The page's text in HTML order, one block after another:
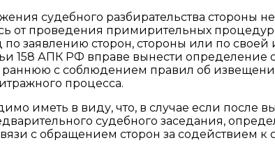
судебного разбирательства стороны
от проведения примирительных
заявлению сторон, стороны или по своей
158 АПК РФ вправе вынести определение
раннюю с соблюдением правил об
процесса.
иметь в виду, что, в случае если после
судебного заседания,
с обращением сторон за содействием